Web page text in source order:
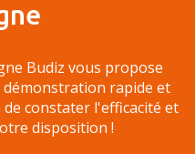
Budiz vous propose
rapide et
constater l'efficacité et
disposition !